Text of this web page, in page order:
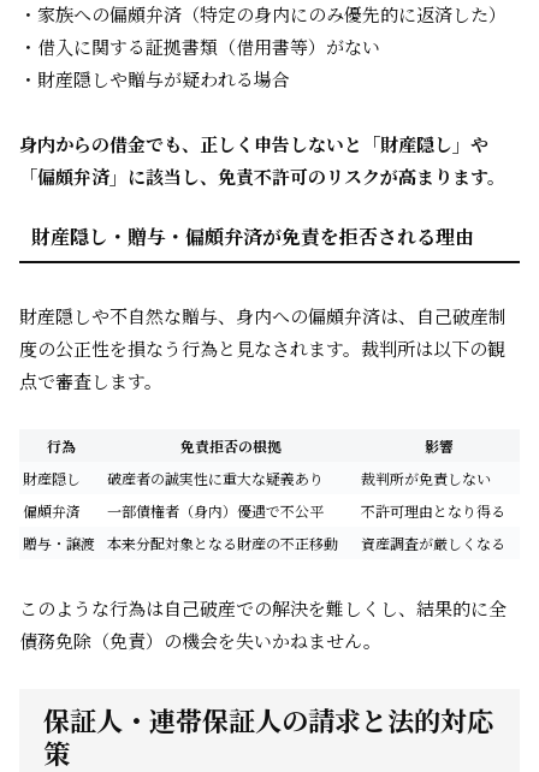
・家族への偏頗弁済（特定の身内にのみ優先的に返済した）
・借入に関する証拠書類（借用書等）がない
・財産隠しや贈与が疑われる場合
身内からの借金でも、正しく申告しないと「財産隠し」や
「偏頗弁済」に該当し、免責不許可のリスクが高まります。
財産隠し・贈与・偏頗弁済が免責を拒否される理由
財産隠しや不自然な贈与、身内への偏頗弁済は、自己破産制
度の公正性を損なう行為と見なされます。裁判所は以下の観
点で審査します。
行為 免責拒否の根拠
影響
財産隠し
破産者の誠実性に重大な疑義あり
裁判所が免責しない
偏頗弁済
一部債権者（身内）優遇で不公平
不許可理由となり得る
贈与・譲渡 本来分配対象となる財産の不正移動 資産調査が厳しくなる
このような行為は自己破産での解決を難しくし、結果的に全
債務免除（免責）の機会を失いかねません。
保証人・連帯保証人の請求と法的対応
策